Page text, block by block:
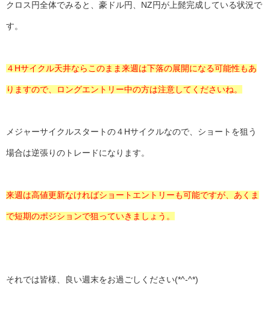
クロス円全体でみると、豪ドル円、NZ円が上髭完成している状況で
す。
４Hサイクル天井ならこのまま来週は下落の展開になる可能性もあ
りますので、ロングエントリー中の方は注意してくださいね。
メジャーサイクルスタートの４Hサイクルなので、ショートを狙う
場合は逆張りのトレードになります。
来週は高値更新なければショートエントリーも可能ですが、あくま
で短期のポジションで狙っていきましょう。
それでは皆様、良い週末をお過ごしください(*^-^*)